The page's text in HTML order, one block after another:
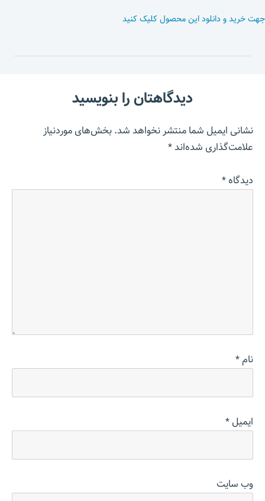
جهت خرید و دانلود این محصول کلیک کنید
دیدگاهتان را بنویسید
نشانی ایمیل شما منتشر نخواهد شد.بخش‌های موردنیاز
علامت‌گذاری شده‌اند*
دیدگاه*
نام*
ایمیل*
وب‌ سایت